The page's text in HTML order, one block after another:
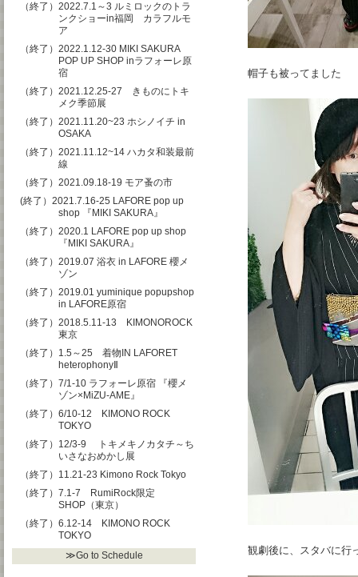
帽子も被ってました
観劇後に、スタバに行
（終了）2022.7.1～3 ルミロックのトラ
ンクショーin福岡 カラフルモ
ア
（終了）2022.1.12-30 MIKI SAKURA
POP UP SHOP inラフォーレ原
宿
（終了）2021.12.25-27 きものにトキ
メク季節展
（終了）2021.11.20~23 ホシノイチ in
OSAKA
（終了）2021.11.12~14 ハカタ和装最前
線
（終了）2021.09.18-19 モア蚤の市
(終了）2021.7.16-25 LAFORE pop up
shop 『MIKI SAKURA』
（終了）2020.1 LAFORE pop up shop
『MIKI SAKURA』
（終了）2019.07 浴衣 in LAFORE 櫻メ
ゾン
（終了）2019.01 yuminique popupshop
in LAFORE原宿
（終了）2018.5.11-13 KIMONOROCK
東京
（終了）1.5～25 着物IN LAFORET
heterophonyⅡ
（終了）7/1-10 ラフォーレ原宿 『櫻メ
ゾン×MiZU-AME』
（終了）6/10-12 KIMONO ROCK
TOKYO
（終了）12/3-9 トキメキノカタチ～ち
いさなおめかし展
（終了）11.21-23 Kimono Rock Tokyo
（終了）7.1-7 RumiRock限定
SHOP（東京）
（終了）6.12-14 KIMONO ROCK
TOKYO
≫Go to Schedule